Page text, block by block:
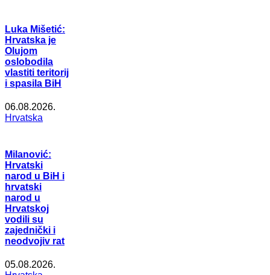
Luka Mišetić:
Hrvatska je
Olujom
oslobodila
vlastiti teritorij
i spasila BiH
06.08.2026.
Hrvatska
Milanović:
Hrvatski
narod u BiH i
hrvatski
narod u
Hrvatskoj
vodili su
zajednički i
neodvojiv rat
05.08.2026.